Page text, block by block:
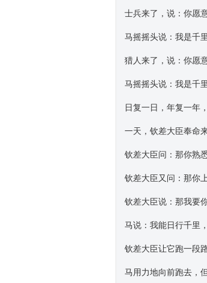
士兵来了，说：你愿
马摇摇头说：我是千
猎人来了，说：你愿
马摇摇头说：我是千
日复一日，年复一年
一天，钦差大臣奉命
钦差大臣问：那你熟
钦差大臣又问：那你
钦差大臣说：那我要
马说：我能日行千里
钦差大臣让它跑一段
马用力地向前跑去，